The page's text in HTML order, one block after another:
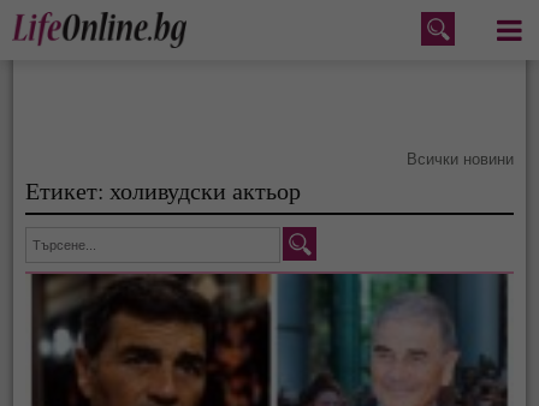
Меню
Всички новини
Етикет: холивудски актьор